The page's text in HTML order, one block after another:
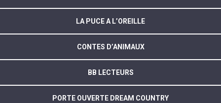
LA PUCE A L’OREILLE
CONTES D’ANIMAUX
BB LECTEURS
PORTE OUVERTE DREAM COUNTRY